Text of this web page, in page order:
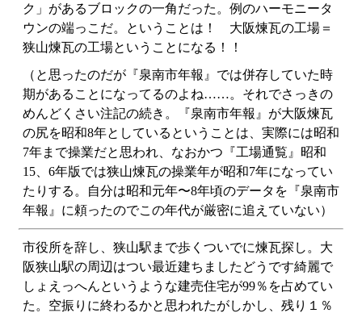
ク」があるブロックの一角だった。例のハーモニータ
ウンの端っこだ。ということは！ 大阪煉瓦の工場＝
狭山煉瓦の工場ということになる！！
（と思ったのだが『泉南市年報』では併存していた時
期があることになってるのよね……。それでさっきの
めんどくさい注記の続き。『泉南市年報』が大阪煉瓦
の尻を昭和8年としているということは、実際には昭和
7年まで操業だと思われ、なおかつ『工場通覧』昭和
15、6年版では狭山煉瓦の操業年が昭和7年になってい
たりする。自分は昭和元年〜8年頃のデータを『泉南市
年報』に頼ったのでこの年代が厳密に追えていない）
市役所を辞し、狭山駅まで歩くついでに煉瓦探し。大
阪狭山駅の周辺はつい最近建ちましたどうです綺麗で
しょえっへんというような建売住宅が99％を占めてい
た。空振りに終わるかと思われたがしかし、残り１％